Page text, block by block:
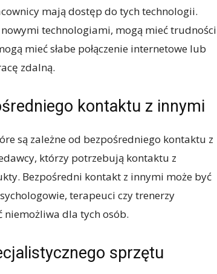
mają dostęp do tych technologii.
technologiami, mogą mieć trudności
mieć słabe połączenie internetowe lub
zdalną.
kontaktu z innymi
są zależne od bezpośredniego kontaktu z
którzy potrzebują kontaktu z
Bezpośredni kontakt z innymi może być
terapeuci czy trenerzy
niemożliwa dla tych osób.
sprzętu